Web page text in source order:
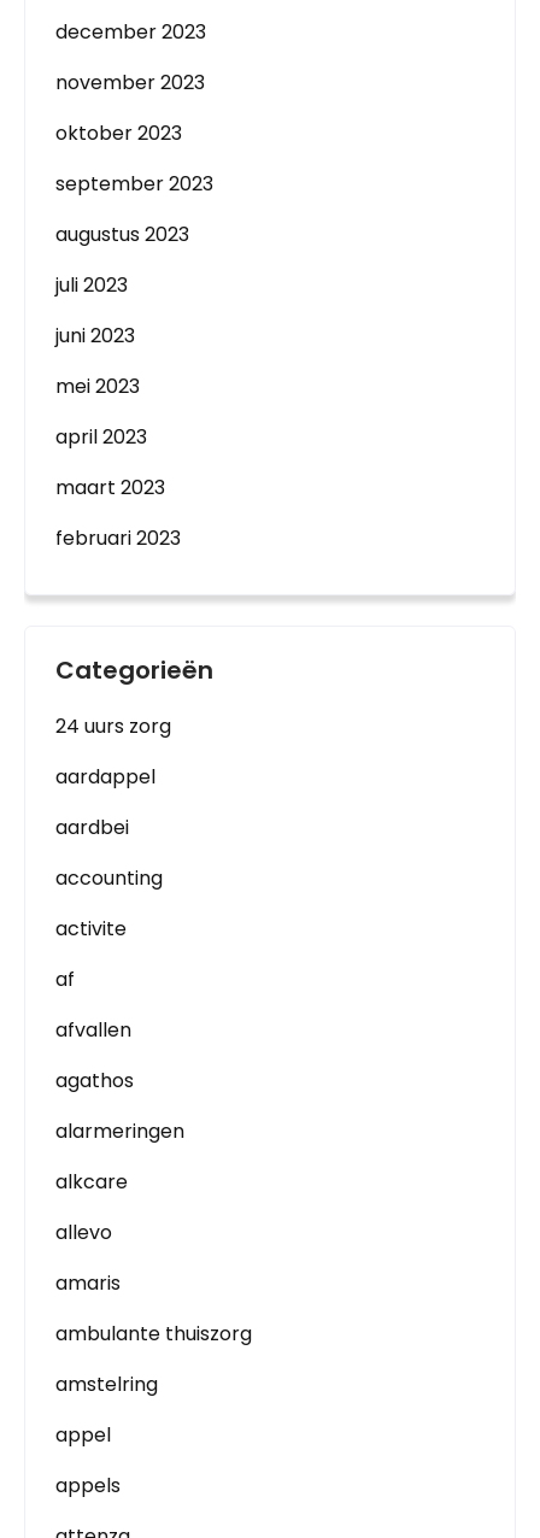
december 2023
november 2023
oktober 2023
september 2023
augustus 2023
juli 2023
juni 2023
mei 2023
april 2023
maart 2023
februari 2023
Categorieën
24 uurs zorg
aardappel
aardbei
accounting
activite
af
afvallen
agathos
alarmeringen
alkcare
allevo
amaris
ambulante thuiszorg
amstelring
appel
appels